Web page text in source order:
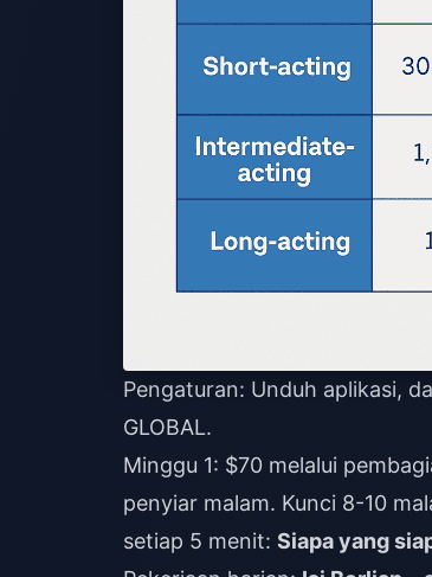
Pengaturan: Unduh aplikasi,
GLOBAL.
Minggu 1: $70 melalui
penyiar malam. Kunci 8-10
setiap 5 menit: Siapa yang